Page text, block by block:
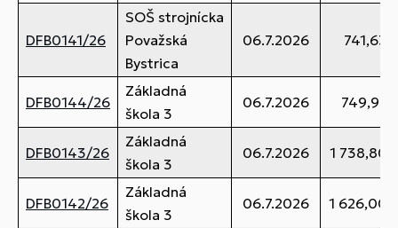
DFB0141/26
SOŠ strojnícka
Považská
Bystrica
06.7.2026 741,63
DFB0144/26
Základná
škola 3
06.7.2026 749,95
DFB0143/26
Základná
škola 3
06.7.2026 1 738,80
DFB0142/26
Základná
škola 3
06.7.2026 1 626,00